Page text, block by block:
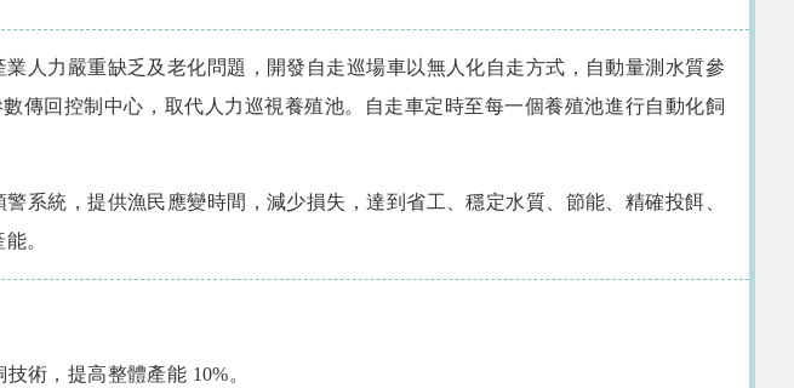
人力嚴重缺乏及老化問題，開發自走巡場車以無人化自走方式，自動量測水質參
傳回控制中心，取代人力巡視養殖池。自走車定時至每一個養殖池進行自動化飼
系統，提供漁民應變時間，減少損失，達到省工、穩定水質、節能、精確投餌、
。
術，提高整體產能 10%。